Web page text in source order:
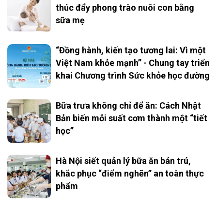
thúc đẩy phong trào nuôi con bằng
sữa mẹ
“Đồng hành, kiến tạo tương lai: Vì một
Việt Nam khỏe mạnh” - Chung tay triển
khai Chương trình Sức khỏe học đường
Bữa trưa không chỉ để ăn: Cách Nhật
Bản biến mỗi suất cơm thành một “tiết
học”
Hà Nội siết quản lý bữa ăn bán trú,
khắc phục “điểm nghẽn” an toàn thực
phẩm